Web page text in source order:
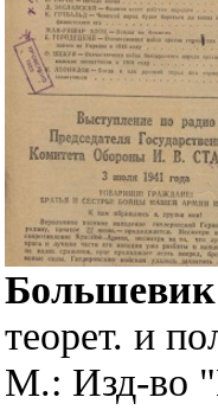
Большевик
теорет. и
М.: Изд-во